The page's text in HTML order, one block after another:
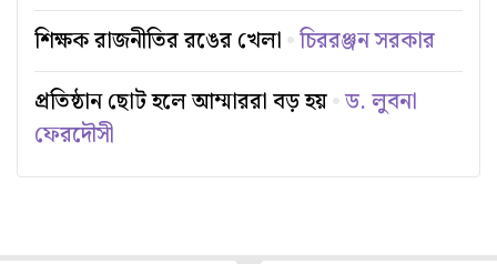
শিক্ষক রাজনীতির রঙের খেলা চিররঞ্জন সরকার
প্রতিষ্ঠান ছোট হলে আম্মাররা বড় হয় ড. লুবনা
ফেরদৌসী